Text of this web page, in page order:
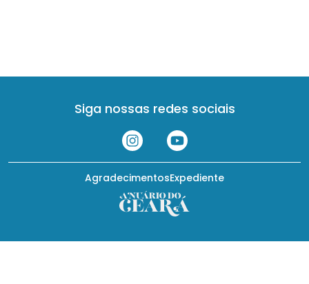
Siga nossas redes sociais
Expediente
Agradecimentos